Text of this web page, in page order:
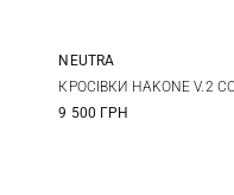
40 41
NEUTRA
КРОСІВКИ HAKONE V.2
9 500 ГРН